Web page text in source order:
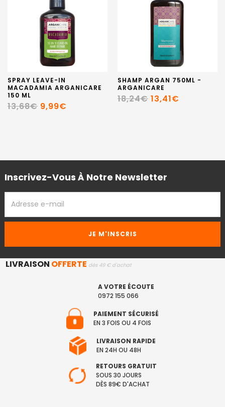
SPRAY LEAVE-IN
MACADAMIA ARGANICARE
150 ML
13,68€ 9,99€
SHAMP ARGAN 750ML -
ARGANICARE
18,24€ 13,41€
Inscrivez-Vous À Notre Newsletter
EMAIL
LIVRAISON OFFERTE dès 49 € d'achat
A VOTRE ÉCOUTE
0972 155 066
PAIEMENT SÉCURISÉ
EN 3 FOIS OU 4 FOIS
LIVRAISON RAPIDE
EN 24H OU 48H
RETOURS GRATUIT
SOUS 30 JOURS
DÈS 89€ D'ACHAT